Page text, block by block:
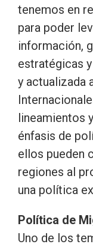
tenemos en
para poder
información,
estratégicas
y actualizada
lineamientos
énfasis de
ellos pueden
regiones al
una política
Política de
Uno de los